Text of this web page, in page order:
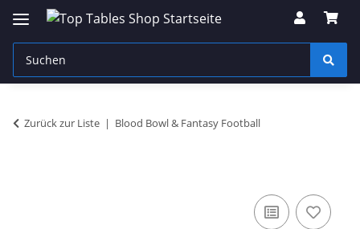
Zurück zur Liste Blood Bowl & Fantasy Football